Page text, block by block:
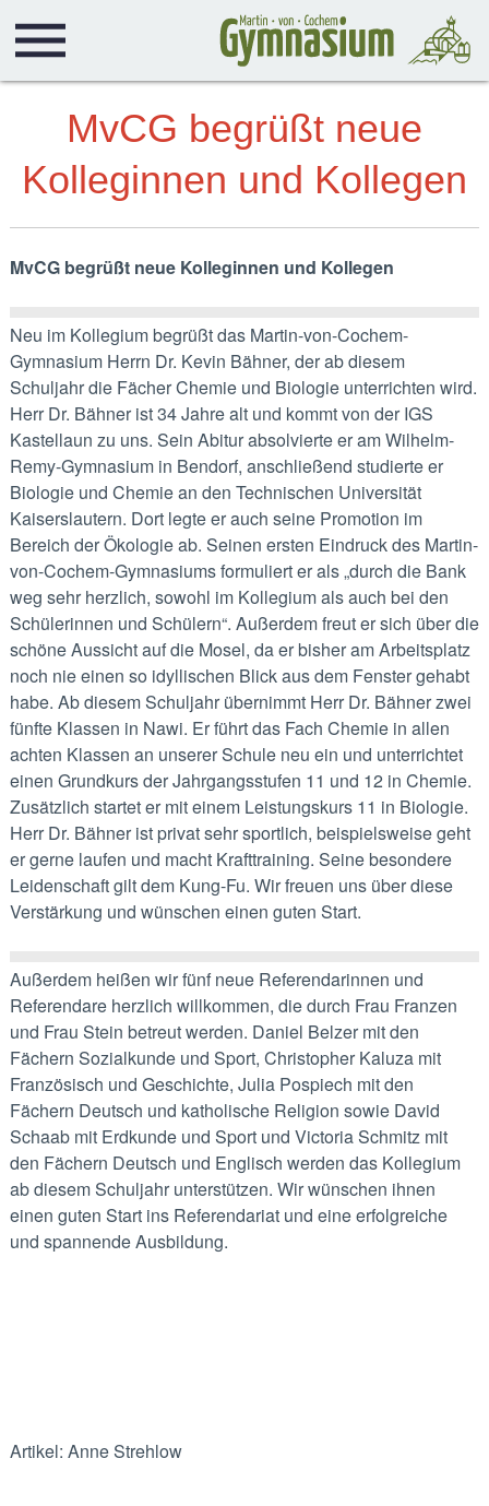
MvCG begrüßt neue
Kolleginnen und Kollegen
MvCG begrüßt neue Kolleginnen und Kollegen
Neu im Kollegium begrüßt das Martin-von-Cochem-
Gymnasium Herrn Dr. Kevin Bähner, der ab diesem
Schuljahr die Fächer Chemie und Biologie unterrichten wird.
Herr Dr. Bähner ist 34 Jahre alt und kommt von der IGS
Kastellaun zu uns. Sein Abitur absolvierte er am Wilhelm-
Remy-Gymnasium in Bendorf, anschließend studierte er
Biologie und Chemie an den Technischen Universität
Kaiserslautern. Dort legte er auch seine Promotion im
Bereich der Ökologie ab. Seinen ersten Eindruck des Martin-
von-Cochem-Gymnasiums formuliert er als „durch die Bank
weg sehr herzlich, sowohl im Kollegium als auch bei den
Schülerinnen und Schülern“. Außerdem freut er sich über die
schöne Aussicht auf die Mosel, da er bisher am Arbeitsplatz
noch nie einen so idyllischen Blick aus dem Fenster gehabt
habe. Ab diesem Schuljahr übernimmt Herr Dr. Bähner zwei
fünfte Klassen in Nawi. Er führt das Fach Chemie in allen
achten Klassen an unserer Schule neu ein und unterrichtet
einen Grundkurs der Jahrgangsstufen 11 und 12 in Chemie.
Zusätzlich startet er mit einem Leistungskurs 11 in Biologie.
Herr Dr. Bähner ist privat sehr sportlich, beispielsweise geht
er gerne laufen und macht Krafttraining. Seine besondere
Leidenschaft gilt dem Kung-Fu. Wir freuen uns über diese
Verstärkung und wünschen einen guten Start.
Außerdem heißen wir fünf neue Referendarinnen und
Referendare herzlich willkommen, die durch Frau Franzen
und Frau Stein betreut werden. Daniel Belzer mit den
Fächern Sozialkunde und Sport, Christopher Kaluza mit
Französisch und Geschichte, Julia Pospiech mit den
Fächern Deutsch und katholische Religion sowie David
Schaab mit Erdkunde und Sport und Victoria Schmitz mit
den Fächern Deutsch und Englisch werden das Kollegium
ab diesem Schuljahr unterstützen. Wir wünschen ihnen
einen guten Start ins Referendariat und eine erfolgreiche
und spannende Ausbildung.
Artikel: Anne Strehlow